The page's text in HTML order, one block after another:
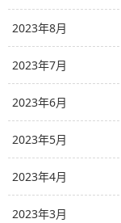
2023年8月
2023年7月
2023年6月
2023年5月
2023年4月
2023年3月